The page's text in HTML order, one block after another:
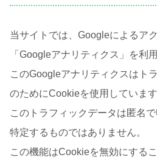
当サイトでは、Googleによるア
「Googleアナリティクス」を利
このGoogleアナリティクスはト
のためにCookieを使用しています
このトラフィックデータは匿名
特定するものではありません。
この機能はCookieを無効にする